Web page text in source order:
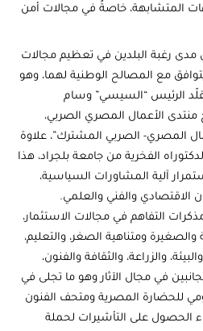
المتشابهة، خاصةً في مجالات أمن
رغبة البلدين في تعظيم مجالات
مع المصالح الوطنية لهما، وهو
الرئيس “السيسي” وسام
الأعمال المصري الصربي،
المصري- الصربي المشترك”، علاوة
الفخرية من جامعة بلجراد، هذا
آلية المشاورات السياسية،
الاقتصادي والفني والعلمي.
التفاهم في مجالات الاستثمار،
ومتناهية الصغر، والتعليم،
والزراعة، والثقافة والفنون،
في مجال الآثار وهو ما تجلى في
للحضارة المصرية ومتحف الفنون
الحصول على التأشيرات لحملة